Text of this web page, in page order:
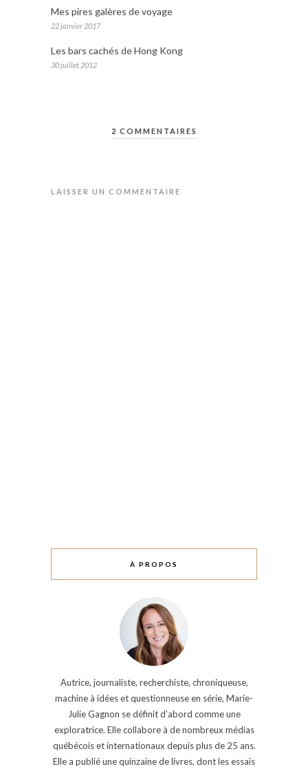
Mes pires galères de voyage
22 janvier 2017
Les bars cachés de Hong Kong
30 juillet 2012
2 COMMENTAIRES
LAISSER UN COMMENTAIRE
À PROPOS
Autrice, journaliste, recherchiste, chroniqueuse,
machine à idées et questionneuse en série, Marie-
Julie Gagnon se définit d’abord comme une
exploratrice. Elle collabore à de nombreux médias
québécois et internationaux depuis plus de 25 ans.
Elle a publié une quinzaine de livres, dont les essais